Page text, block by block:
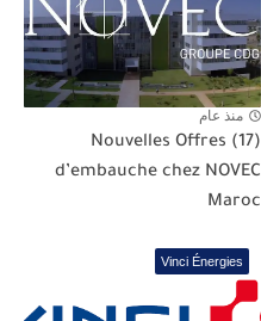
منذ عام
(17) Nouvelles Offres
d’embauche chez NOVEC
Maroc
Vinci Énergies